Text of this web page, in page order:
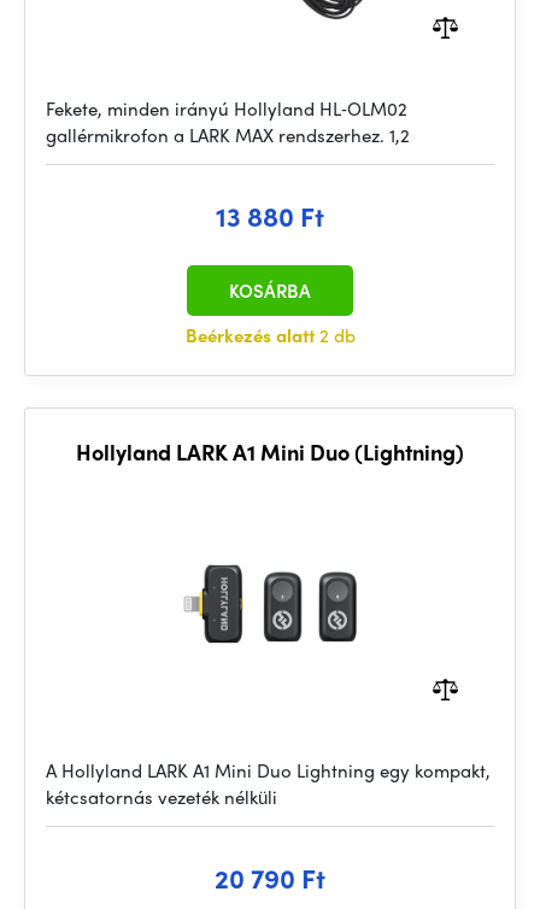
Fekete, minden irányú Hollyland HL‑OLM02
gallérmikrofon a LARK MAX rendszerhez. 1,2
13 880 Ft
Beérkezés alatt2 db
KOSÁRBA
Hollyland LARK A1 Mini Duo (Lightning)
A Hollyland LARK A1 Mini Duo Lightning egy kompakt,
kétcsatornás vezeték nélküli
20 790 Ft